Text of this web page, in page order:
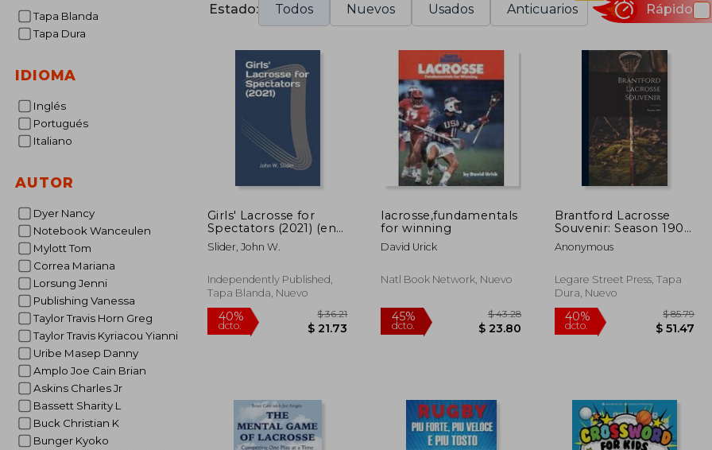
Tapa Blanda
Tapa Dura
IDIOMA
Inglés
Portugués
Italiano
AUTOR
Dyer Nancy
Notebook Wanceulen
Mylott Tom
Correa Mariana
Lorsung Jenni
Publishing Vanessa
Taylor Travis Horn Greg
Taylor Travis Kyriacou Yianni
Uribe Masep Danny
Amplo Joe Cain Brian
Askins Charles Jr
Bassett Sharity L
Buck Christian K
Bunger Kyoko
Estado: Todos Nuevos Usados Anticuarios Rápido
Girls' Lacrosse for
Spectators (2021) (en
Inglés)
Slider, John W.
Independently Published,
Tapa Blanda, Nuevo
lacrosse,fundamentals
for winning
David Urick
Natl Book Network, Nuevo
$ 23.80
Brantford Lacrosse
Souvenir: Season 1904
(en Inglés)
Anonymous
Legare Street Press, Tapa
Dura, Nuevo